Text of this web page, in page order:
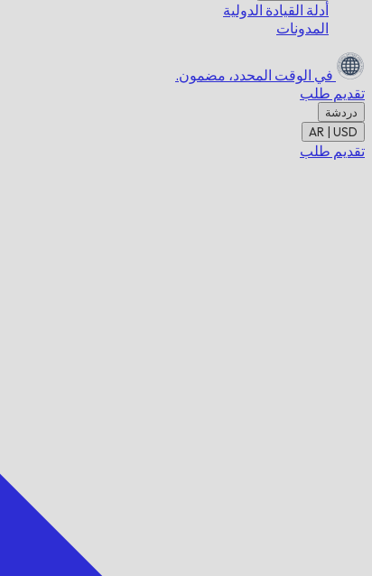
أدلة القيادة الدولية
المدونات
في الوقت المحدد، مضمون.
تقديم طلب
دردشة
AR | USD
تقديم طلب